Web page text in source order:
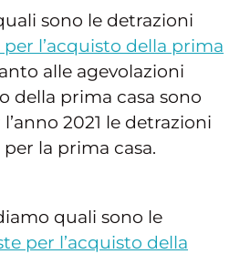
sono le detrazioni
l’acquisto della prima
alle agevolazioni
della prima casa sono
2021 le detrazioni
la prima casa.
quali sono le
per l’acquisto della